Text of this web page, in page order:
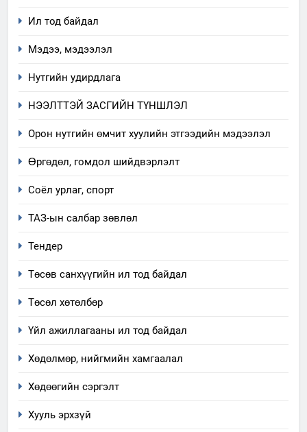
Ил тод байдал
Мэдээ, мэдээлэл
Нутгийн удирдлага
НЭЭЛТТЭЙ ЗАСГИЙН ТҮНШЛЭЛ
Орон нутгийн өмчит хуулийн этгээдийн мэдээлэл
Өргөдөл, гомдол шийдвэрлэлт
Соёл урлаг, спорт
ТАЗ-ын салбар зөвлөл
Тендер
Төсөв санхүүгийн ил тод байдал
Төсөл хөтөлбөр
Үйл ажиллагааны ил тод байдал
Хөдөлмөр, нийгмийн хамгаалал
Хөдөөгийн сэргэлт
Хууль эрхзүй
5
салбар зөвлөл” аяны хүрээнд
6
ИЛ ТОД БАЙДАЛ
Үйл ажиллагаандаа мөрдөж